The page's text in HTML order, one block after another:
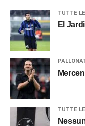
TUTTE
El
TUTTE